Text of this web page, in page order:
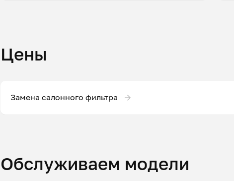
Цены
Замена салонного фильтра
Обслуживаем модели